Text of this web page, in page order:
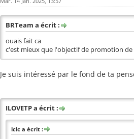
BRTeam a écrit :
ouais fait ca
c'est mieux que l'objectif de promotion
Je suis intéressé par le fond de ta
ILOVETP a écrit :
lclc a écrit :